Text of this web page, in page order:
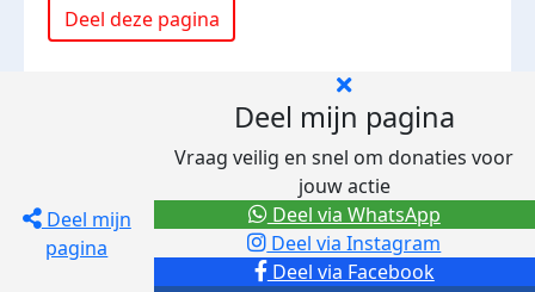
Deel deze pagina
Deel mijn
pagina
Deel mijn pagina
Vraag veilig en snel om donaties voor
jouw actie
Deel via Facebook
Deel via Instagram
Deel via WhatsApp